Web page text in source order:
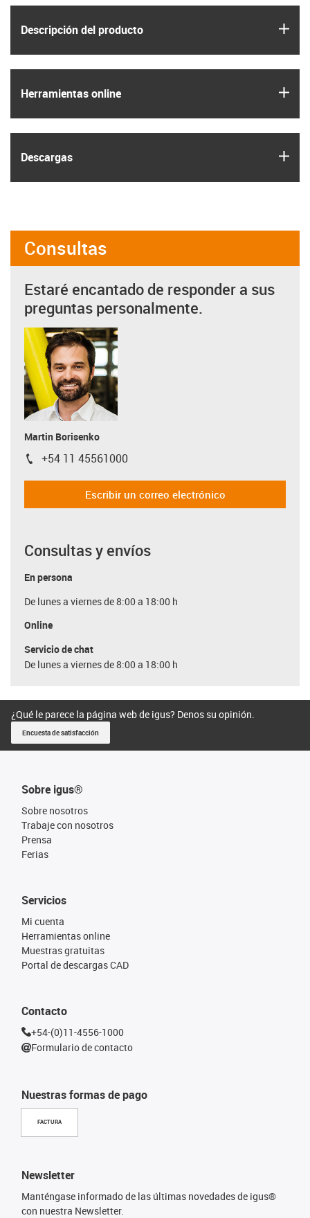
Descripción del producto
Herramientas online
Descargas
Consultas
Estaré encantado de responder a sus
preguntas personalmente.
Martin Borisenko
igus-icon-phone
+54 11 45561000
Escribir un correo electrónico
Consultas y envíos
En persona
De lunes a viernes de 8:00 a 18:00 h
Online
Servicio de chat
De lunes a viernes de 8:00 a 18:00 h
¿Qué le parece la página web de igus? Denos su opinión.
Encuesta de satisfacción
Sobre igus®
Sobre nosotros
Trabaje con nosotros
Prensa
Ferias
Nuestras formas de pago
FACTURA
Servicios
Mi cuenta
Herramientas online
Muestras gratuitas
Portal de descargas CAD
Contacto
+54-(0)11-4556-1000
Formulario de contacto
Newsletter
Manténgase informado de las últimas novedades de igus®
con nuestra Newsletter.